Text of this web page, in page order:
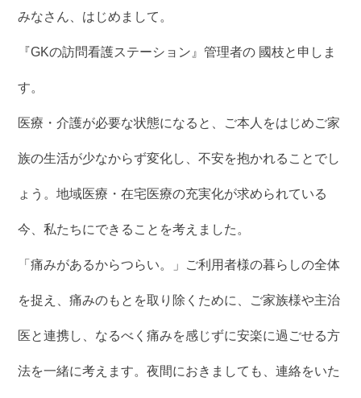
みなさん、はじめまして。
『GKの訪問看護ステーション』管理者の 國枝と申しま
す。
医療・介護が必要な状態になると、ご本人をはじめご家
族の生活が少なからず変化し、不安を抱かれることでし
ょう。地域医療・在宅医療の充実化が求められている
今、私たちにできることを考えました。
「痛みがあるからつらい。」ご利用者様の暮らしの全体
を捉え、痛みのもとを取り除くために、ご家族様や主治
医と連携し、なるべく痛みを感じずに安楽に過ごせる方
法を一緒に考えます。夜間におきましても、連絡をいた